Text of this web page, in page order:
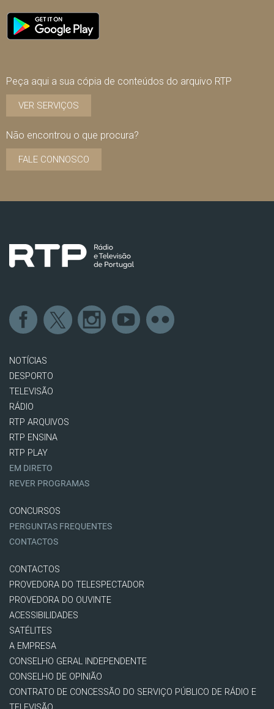
Peça aqui a sua cópia de conteúdos do arquivo RTP
VER SERVIÇOS
Não encontrou o que procura?
FALE CONNOSCO
NOTÍCIAS
DESPORTO
TELEVISÃO
RÁDIO
RTP ARQUIVOS
RTP ENSINA
RTP PLAY
EM DIRETO
REVER PROGRAMAS
CONCURSOS
PERGUNTAS FREQUENTES
CONTACTOS
CONTACTOS
PROVEDORA DO TELESPECTADOR
PROVEDORA DO OUVINTE
ACESSIBILIDADES
SATÉLITES
A EMPRESA
CONSELHO GERAL INDEPENDENTE
CONSELHO DE OPINIÃO
CONTRATO DE CONCESSÃO DO SERVIÇO PÚBLICO DE RÁDIO E